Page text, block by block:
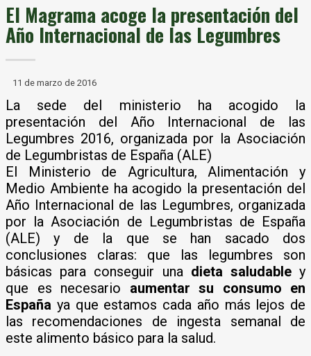
El Magrama acoge la presentación del
Año Internacional de las Legumbres
11 de marzo de 2016
La sede del ministerio ha acogido la
presentación del Año Internacional de las
Legumbres 2016, organizada por la Asociación
de Legumbristas de España (ALE)
El Ministerio de Agricultura, Alimentación y
Medio Ambiente ha acogido la presentación del
Año Internacional de las Legumbres, organizada
por la Asociación de Legumbristas de España
(ALE) y de la que se han sacado dos
conclusiones claras: que las legumbres son
básicas para conseguir una dieta saludabley
que es necesario aumentar su consumo en
España ya que estamos cada año más lejos de
las recomendaciones de ingesta semanal de
este alimento básico para la salud.